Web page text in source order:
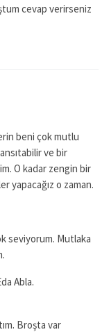
cevap verirseniz
beni çok mutlu
ve bir
O kadar zengin bir
yapacağız o zaman.
seviyorum. Mutlaka
Abla.
Broşta var